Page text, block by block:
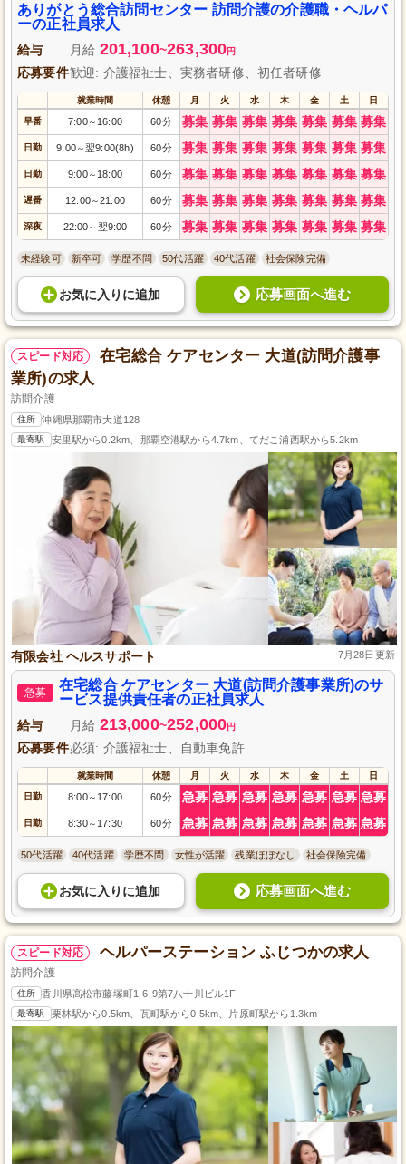
ありがとう総合訪問センター 訪問介護の介護職・ヘルパ
ーの正社員求人
給与 月給 201,100~263,300円
応募要件歓迎: 介護福祉士、実務者研修、初任者研修
就業時間 休憩 月 火 水 木 金 土 日
早番 7:00～ 16:00 60分 募集 募集 募集 募集 募集 募集 募集
日勤 9:00～翌9:00(8h) 60分 募集 募集 募集 募集 募集 募集 募集
日勤 9:00～ 18:00 60分 募集 募集 募集 募集 募集 募集 募集
遅番 12:00～21:00 60分 募集 募集 募集 募集 募集 募集 募集
深夜 22:00～ 翌9:00 60分 募集 募集 募集 募集 募集 募集 募集
未経験可 新卒可 学歴不問 50代活躍 40代活躍 社会保険完備
お気に入り に追加 応募画面へ進む
スピード対応
在宅総合 ケアセンター 大道(訪問介護事
業所)の求人
訪問介護
住所 沖縄県那覇市大道128
最寄駅 安里駅から0.2km、那覇空港駅から4.7km、てだこ浦西駅から5.2km
有限会社 ヘルスサポート 7月28日更新
急募
在宅総合 ケアセンター 大道(訪問介護事業所)のサ
ービス提供責任者の正社員求人
給与 月給 213,000~252,000円
応募要件必須: 介護福祉士、自動車免許
就業時間 休憩 月 火 水 木 金 土 日
日勤 8:00～ 17:00 60分 急募 急募 急募 急募 急募 急募 急募
日勤 8:30～ 17:30 60分 急募 急募 急募 急募 急募 急募 急募
50代活躍 40代活躍 学歴不問 女性が活躍 残業ほぼなし 社会保険完備
お気に入り に追加 応募画面へ進む
スピード対応 ヘルパーステーション ふじつかの求人
訪問介護
住所 香川県高松市藤塚町1-6-9第7八十川ビル1F
最寄駅 栗林駅から0.5km、瓦町駅から0.5km、片原町駅から1.3km